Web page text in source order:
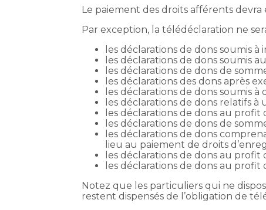
Le paiement des droits afférents
Par exception, la télédéclaration ne
les déclarations de dons soumis
les déclarations de dons soumis
les déclarations de dons de
les déclarations des dons après
les déclarations de dons soumis
les déclarations de dons relatifs
les déclarations de dons au
les déclarations de dons de
les déclarations de dons
lieu au paiement de droits
les déclarations de dons au profit
les déclarations de dons au
Notez que les particuliers qui ne
restent dispensés de l’obligation de